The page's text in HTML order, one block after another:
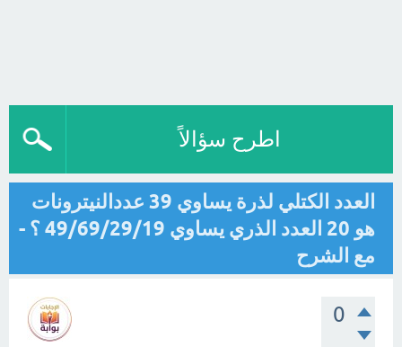
اطرح سؤالاً
العدد الكتلي لذرة يساوي 39 عددالنيترونات
هو 20 العدد الذري يساوي 49/69/29/19 ؟ -
مع الشرح
0